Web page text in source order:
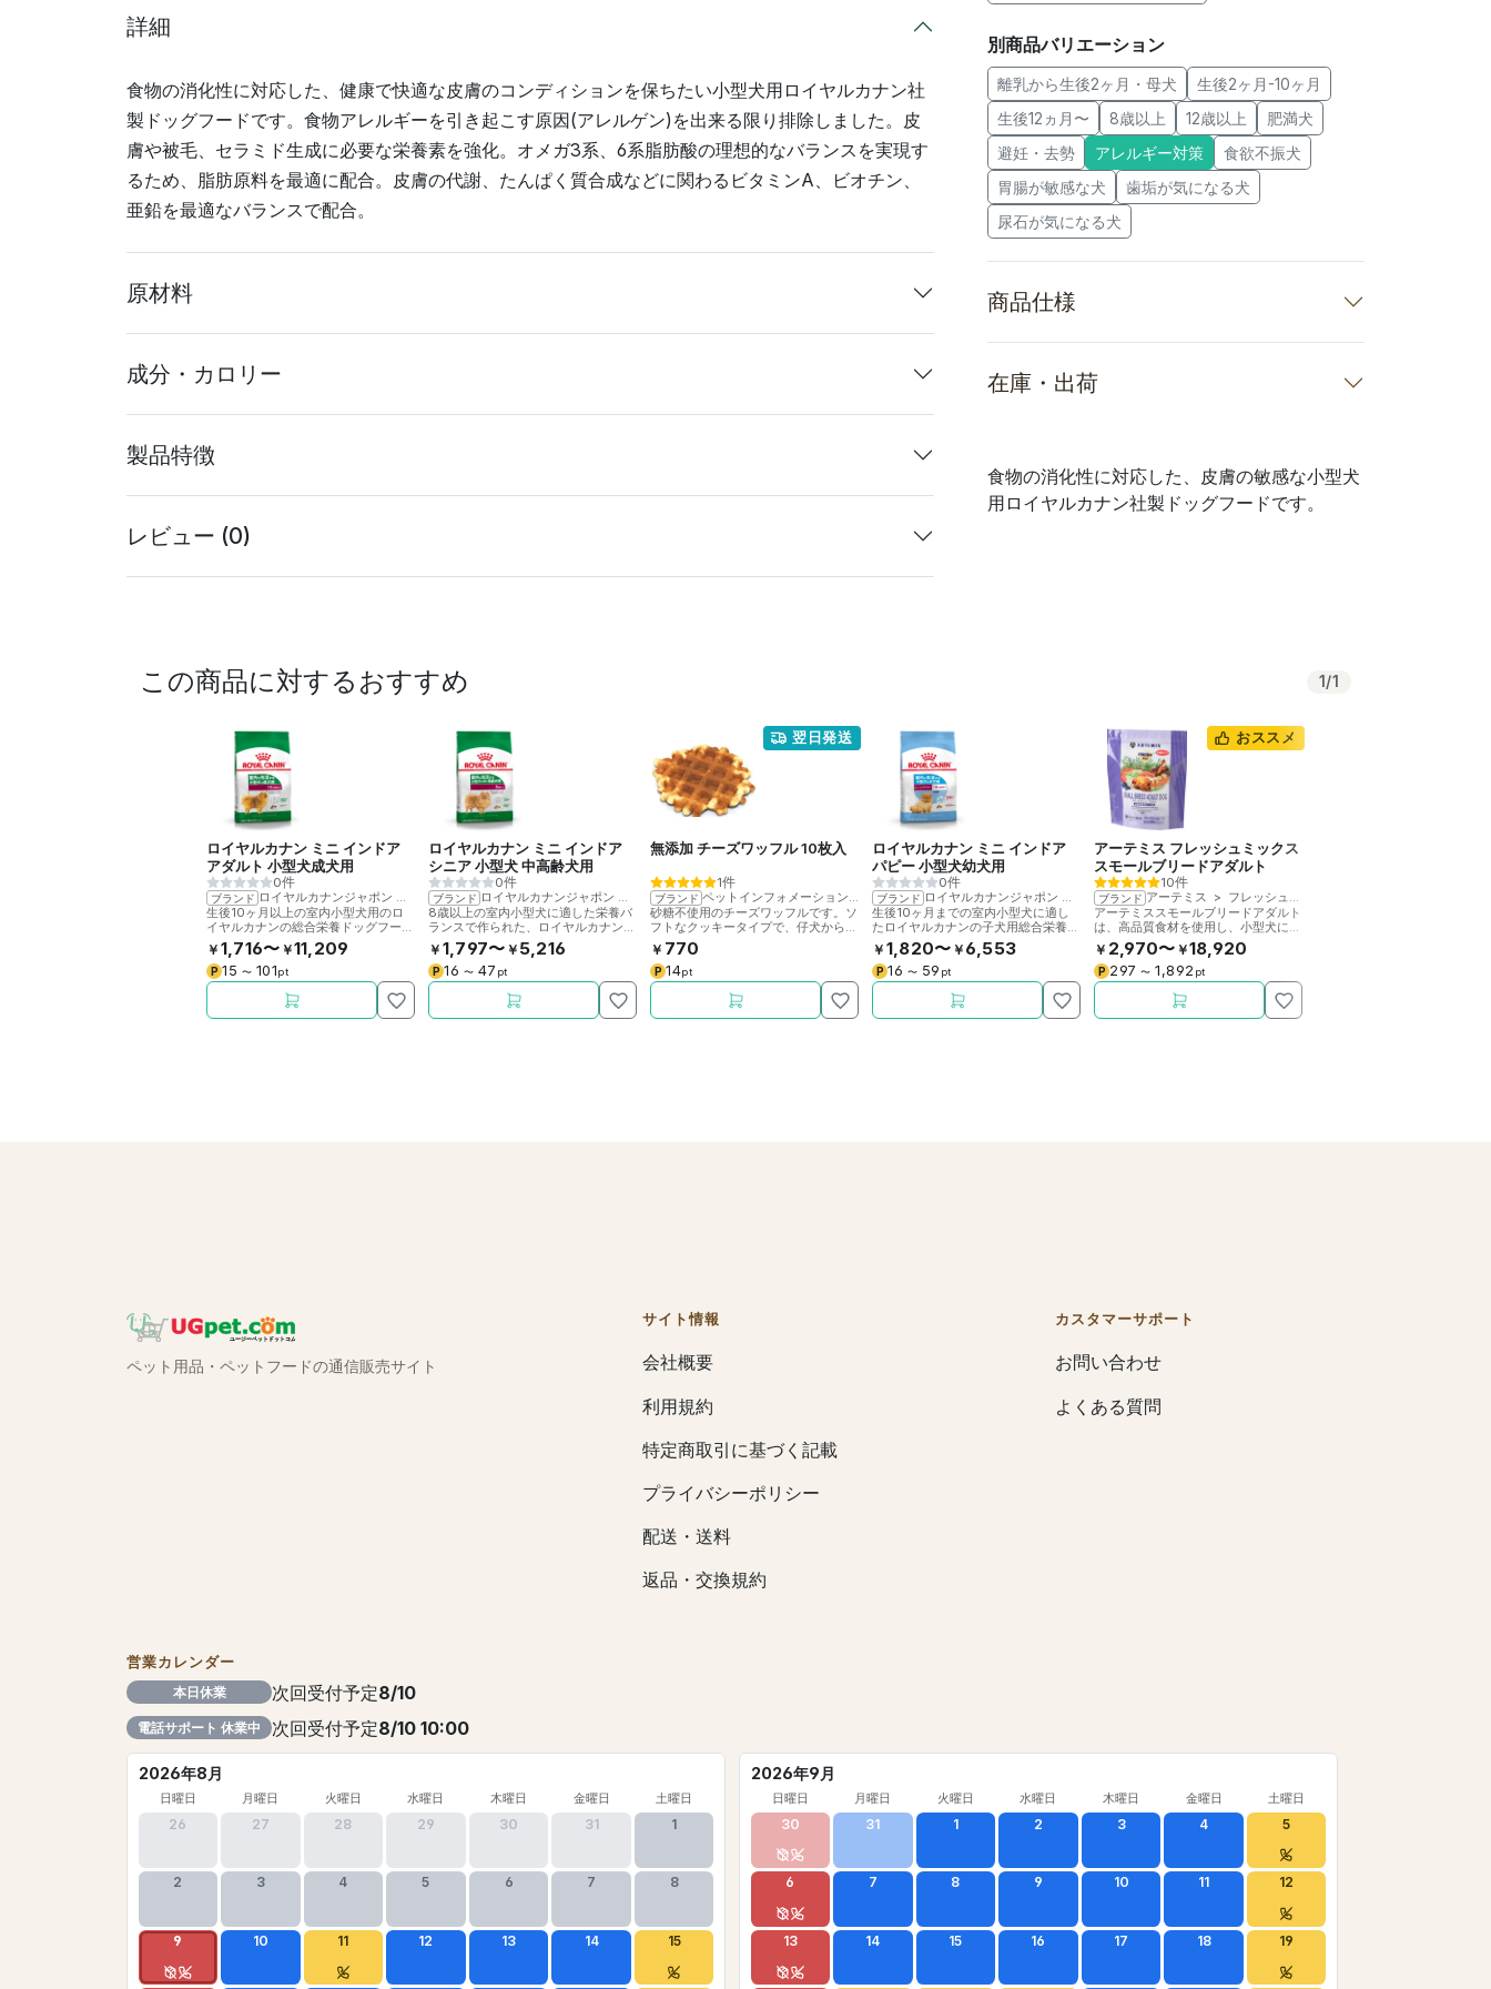
別商品バリエーション
離乳から生後2ヶ月・母犬
生後2ヶ月-10ヶ月
生後12ヵ月〜
8歳以上 12歳以上
肥満犬
避妊・去勢
アレルギー対策
食欲不振犬
胃腸が敏感な犬
歯垢が気になる犬
尿石が気になる犬
商品仕様
在庫・出荷
食物の消化性に対応した、皮膚の敏感な小型犬
用ロイヤルカナン社製ドッグフードです。
詳細
食物の消化性に対応した、健康で快適な皮膚のコンディションを保ちたい小型犬用ロイヤルカナン社
製ドッグフードです。食物アレルギーを引き起こす原因(アレルゲン)を出来る限り排除しました。皮
膚や被毛、セラミド生成に必要な栄養素を強化。オメガ3系、6系脂肪酸の理想的なバランスを実現す
るため、脂肪原料を最適に配合。皮膚の代謝、たんぱく質合成などに関わるビタミンA、ビオチン、
亜鉛を最適なバランスで配合。
原材料
成分・カロリー
製品特徴
レビュー (0)
この商品に対するおすすめ 1 /1
ロイヤルカナン ミニ インドア
アダルト 小型犬成犬用
0件
ブランド ロイヤルカナンジャポン >
ロイヤルカナン
生後10ヶ月以上の室内小型犬用のロ
イヤルカナンの総合栄養ドッグフード
です。
￥ 1,716〜 ￥11,209
P 15 〜 101pt
ロイヤルカナン ミニ インドア
シニア 小型犬 中高齢犬用
0件
ブランド ロイヤルカナンジャポン >
ロイヤルカナン
8歳以上の室内小型犬に適した栄養バ
ランスで作られた、ロイヤルカナン社
製総合栄養ドッグフードです。
￥ 1,797〜 ￥ 5,216
P 16 〜 47 pt
翌日発送
無添加 チーズワッフル 10枚入
1件
ブランド
ペットインフォメーションラック
砂糖不使用のチーズワッフルです。ソ
フトなクッキータイプで、仔犬から高
齢犬まで食べやすいかたさ。個別袋入
り。
￥ 770
P 14pt
ロイヤルカナン ミニ インドア
パピー 小型犬幼犬用
0件
ブランド ロイヤルカナンジャポン >
ロイヤルカナン
生後10ヶ月までの室内小型犬に適し
たロイヤルカナンの子犬用総合栄養ド
ッグフードです。
￥ 1,820〜 ￥ 6,553
P 16 〜 59 pt
おススメ
アーテミス フレッシュミックス
スモールブリードアダルト
10件
ブランド アーテミス > フレッシュミックス
アーテミススモールブリードアダルト
は、高品質食材を使用し、小型犬に必
要な栄養を配合した成犬用ドッグフー
ドです。
￥ 2,970〜 ￥18,920
P 297 〜 1,892 pt
ペット用品・ペットフードの通信販売サイト
サイト情報
会社概要
利用規約
特定商取引に基づく記載
プライバシーポリシー
配送・送料
返品・交換規約
カスタマーサポート
お問い合わせ
よくある質問
営業カレンダー
本日休業 次回受付予定8/10
電話サポート 休業中 次回受付予定8/10 10:00
2026年8月
日曜日 月曜日 火曜日 水曜日 木曜日 金曜日 土曜日
26 27 28 29 30 31 1
2 3 4 5 6 7 8
9 10 11 12 13 14 15
2026年9月
日曜日 月曜日 火曜日 水曜日 木曜日 金曜日 土曜日
30 31 1 2 3 4 5
6 7 8 9 10 11 12
13 14 15 16 17 18 19